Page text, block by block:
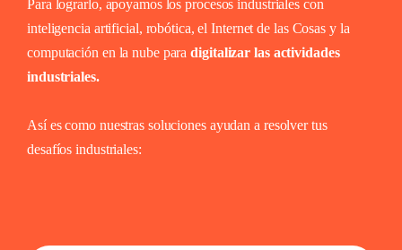
Para lograrlo, apoyamos los procesos industriales con
inteligencia artificial, robótica, el Internet de las Cosas y la
computación en la nube paradigitalizar las actividades
industriales.
Así es como nuestras soluciones ayudan a resolver tus
desafíos industriales: